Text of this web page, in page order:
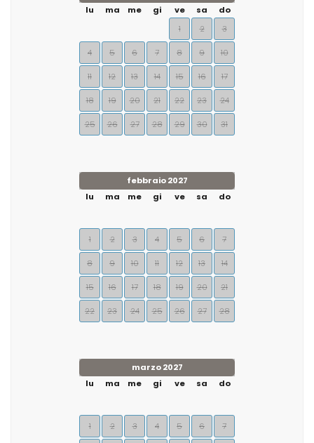
lu
ma me gi ve sa
do
1
2 3
4 5 6 7 8 9 10
11 12 13 14 15 16 17
18 19 20 21 22 23 24
25 26 27 28 29 30 31
febbraio 2027
lu
ma me gi ve sa do
1 2 3 4 5 6 7
8 9 10 11 12 13 14
15 16 17 18 19 20 21
22 23 24 25 26 27 28
marzo 2027
lu
ma me gi ve sa do
1 2 3 4 5 6 7